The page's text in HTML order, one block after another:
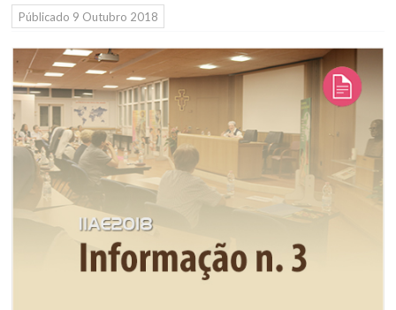
Recursos
Media
Públicado 9 Outubro 2018